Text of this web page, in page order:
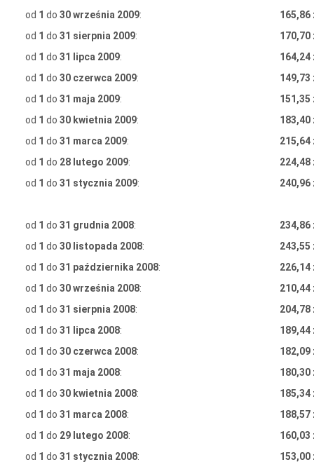
od 1 do 30 września 2009:
165,86
od 1 do 31 sierpnia 2009:
170,70
od 1 do 31 lipca 2009:
164,24
od 1 do 30 czerwca 2009:
149,73
od 1 do 31 maja 2009:
151,35
od 1 do 30 kwietnia 2009:
183,40
od 1 do 31 marca 2009:
215,64
od 1 do 28 lutego 2009:
224,48
od 1 do 31 stycznia 2009: 240,96
od 1 do 31 grudnia 2008:
234,86
od 1 do 30 listopada 2008:
243,55
od 1 do 31 października 2008:
226,14
od 1 do 30 września 2008:
210,44
od 1 do 31 sierpnia 2008:
204,78
od 1 do 31 lipca 2008:
189,44
od 1 do 30 czerwca 2008:
182,09
od 1 do 31 maja 2008:
180,30
od 1 do 30 kwietnia 2008:
185,34
od 1 do 31 marca 2008:
188,57
od 1 do 29 lutego 2008:
160,03
od 1 do 31 stycznia 2008: 153,00